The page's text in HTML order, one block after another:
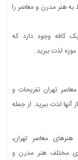
به هنر مدرن و معاصر را
کافه وجود دارد که
لذت ببرید.
تهران تفریحات و
لذت ببرید. از جمله
هنرهای معاصر تهران،
مختلف هنر مدرن و